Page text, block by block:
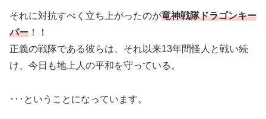
それに対抗すべく立ち上がったのが竜神戦隊ドラゴンキー
パー ！！
正義の戦隊である彼らは、それ以来13年間怪人と戦い続
け、今日も地上人の平和を守っている。
･･･ということになっています。